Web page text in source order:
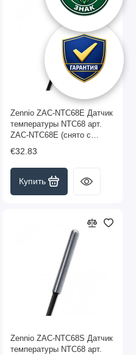
Zennio ZAC-NTC68E Датчик
температуры NTC68 арт.
ZAC-NTC68E (снято с
производства)
€32.83
Купить
Zennio ZAC-NTC68S Датчик
температуры NTC68 арт.